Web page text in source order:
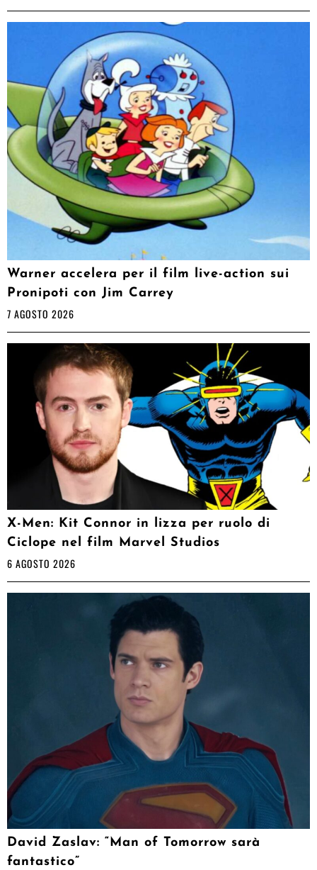
Warner accelera per il film live-action sui
Pronipoti con Jim Carrey
7 AGOSTO 2026
X-Men: Kit Connor in lizza per ruolo di
Ciclope nel film Marvel Studios
6 AGOSTO 2026
David Zaslav: “Man of Tomorrow sarà
fantastico”